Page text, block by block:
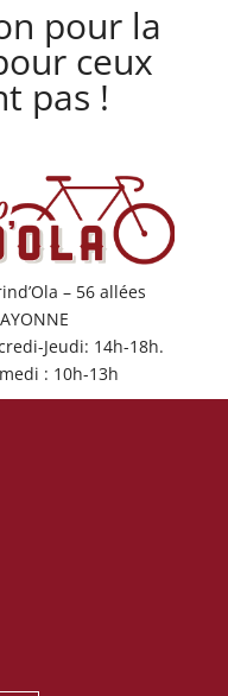
pour la
ceux
pas !
– 56 allées
Jeudi: 14h-18h.
: 10h-13h